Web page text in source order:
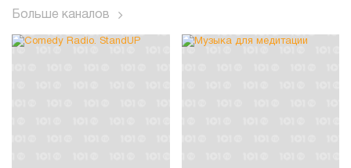
Больше каналов